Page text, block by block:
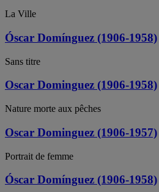
La Ville
Óscar Domínguez (1906-1958)
Sans titre
Oscar Dominguez (1906-1958)
Nature morte aux pêches
Oscar Dominguez (1906-1957)
Portrait de femme
Óscar Domínguez (1906-1958)